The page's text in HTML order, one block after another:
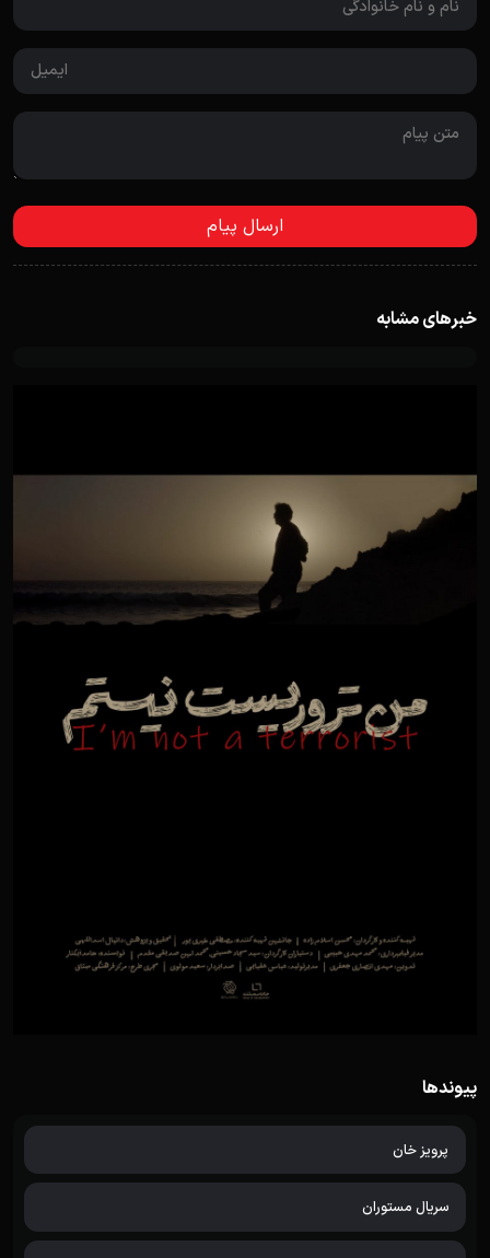
پیوندها
پرویز خان
سریال مستوران
خبرهای مشابه